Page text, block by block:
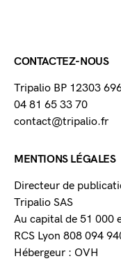
CONTACTEZ-NOUS
Tripalio BP 12303
04 81 65 33 70
contact@tripalio.fr
MENTIONS LÉGALES
Directeur de
Tripalio SAS
Au capital de 51 000
RCS Lyon 808 094
Hébergeur : OVH